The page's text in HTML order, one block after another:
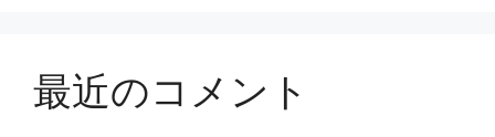
最近のコメント